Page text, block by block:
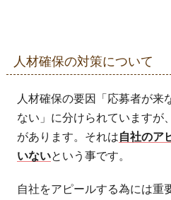
人材確保の対策について
人材確保の要因「応募者が来
ない」に分けられていますが
があります。それは自社のア
いないという事です。
自社をアピールする為には重